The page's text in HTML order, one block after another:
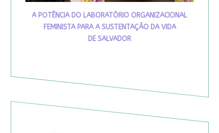
A POTÊNCIA DO LABORATÓRIO ORGANIZACIONAL
FEMINISTA PARA A SUSTENTAÇÃO DA VIDA
DE SALVADOR